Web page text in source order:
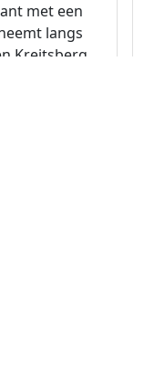
met een
langs
Kreitsberg.